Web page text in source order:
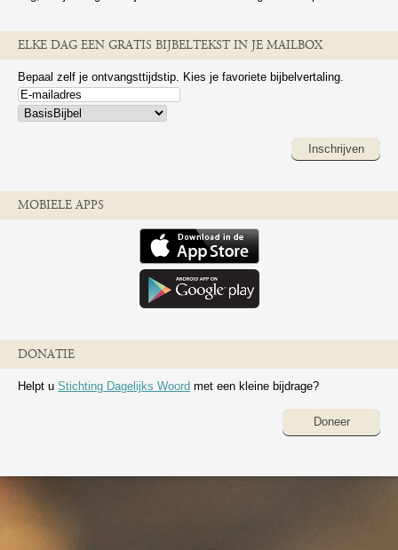
ELKE DAG EEN GRATIS BIJBELTEKST IN JE MAILBOX
Bepaal zelf je ontvangsttijdstip. Kies je favoriete bijbelvertaling.
Inschrijven
MOBIELE APPS
DONATIE
Helpt u Stichting Dagelijks Woord met een kleine bijdrage?
Doneer